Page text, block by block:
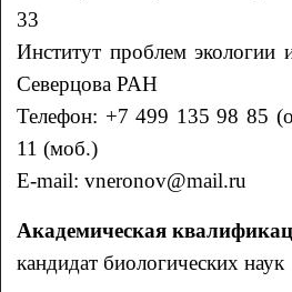
33
Институт проблем
Северцова РАН
Телефон: +7 499 135 98 85
11 (моб.)
E-mail: vneronov@mail.ru
Академическая
кандидат биологических наук